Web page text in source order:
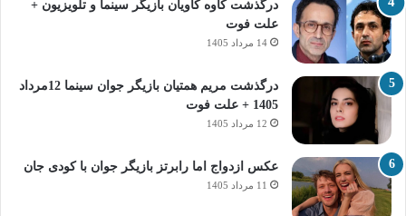
درگذشت کاوه کاویان بازیگر سینما و تلویزیون +
علت فوت
14 مرداد 1405
درگذشت مریم همتیان بازیگر جوان سینما 12مرداد
1405 + علت فوت
12 مرداد 1405
عکس ازدواج اما رابرتز بازیگر جوان با کودی جان
11 مرداد 1405